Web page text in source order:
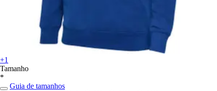
+1
Tamanho
*
Guia de tamanhos